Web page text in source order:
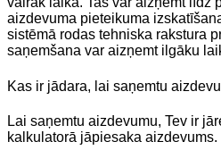
aizdevuma pieteikuma
sistēmā rodas tehniska rakstura
saņemšana var aizņemt ilgāku
Kas ir jādara, lai saņemtu
Lai saņemtu aizdevumu, Tev ir
kalkulatorā jāpiesaka aizdevums.